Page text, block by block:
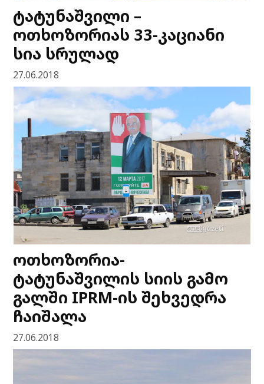
ტატუნაშვილი –
ოთხოზორიას 33-კაციანი
სია სრულად
27.06.2018
ოთხოზორია-
ტატუნაშვილის სიის გამო
გალში IPRM-ის შეხვედრა
ჩაიშალა
27.06.2018